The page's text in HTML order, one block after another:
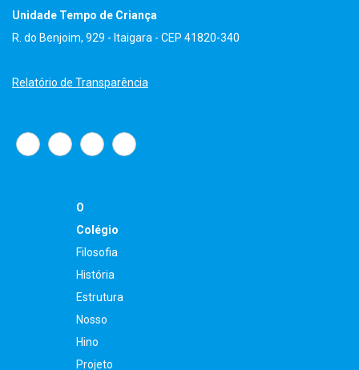
Unidade Tempo de Criança
R. do Benjoim, 929 - Itaigara - CEP 41820-340
Relatório de Transparência
O
Colégio
Filosofia
História
Estrutura
Nosso
Hino
Projeto